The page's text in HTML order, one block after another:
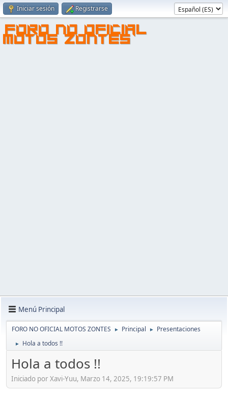
Iniciar sesión Registrarse
FORO NO OFICIAL
MOTOS ZONTES
Menú Principal
FORO NO OFICIAL MOTOS ZONTES ► Principal ► Presentaciones
► Hola a todos !!
Hola a todos !!
Iniciado por Xavi-Yuu, Marzo 14, 2025, 19:19:57 PM